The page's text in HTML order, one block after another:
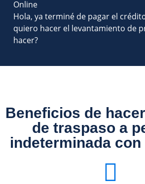
Online
Hola, ya terminé de pagar el
quiero hacer el levantamiento de
hacer?
Beneficios de
de traspaso a
indeterminada con